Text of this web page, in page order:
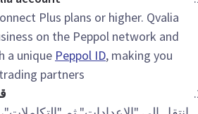
Plus plans or higher. Qvalia
on the Peppol network and
a uniquePeppol ID, making you
partners.